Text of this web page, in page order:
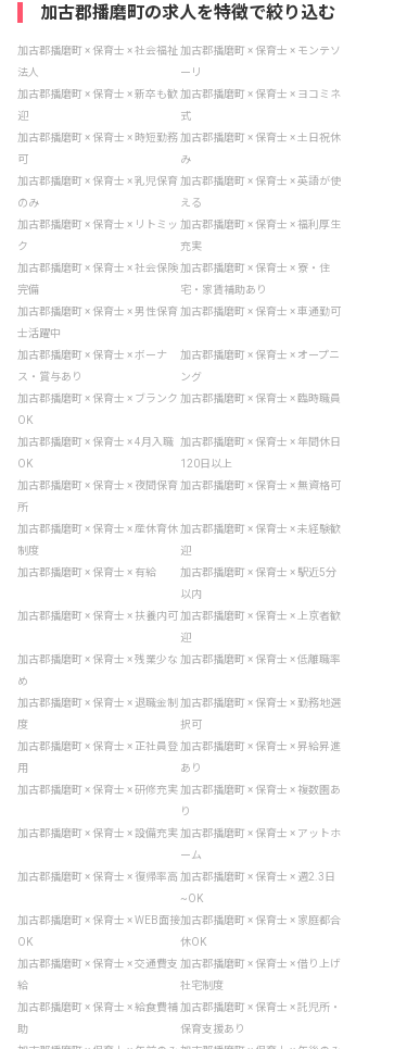
加古郡播磨町の求人を特徴で絞り込む
加古郡播磨町 × 保育士 × 社会福祉
法人
加古郡播磨町 × 保育士 × モンテソ
ーリ
加古郡播磨町 × 保育士 × 新卒も歓
迎
加古郡播磨町 × 保育士 × ヨコミネ
式
加古郡播磨町 × 保育士 × 時短勤務
可
加古郡播磨町 × 保育士 × 土日祝休
み
加古郡播磨町 × 保育士 × 乳児保育
のみ
加古郡播磨町 × 保育士 × 英語が使
える
加古郡播磨町 × 保育士 × リトミッ
ク
加古郡播磨町 × 保育士 × 福利厚生
充実
加古郡播磨町 × 保育士 × 社会保険
完備
加古郡播磨町 × 保育士 × 寮・住
宅・家賃補助あり
加古郡播磨町 × 保育士 × 男性保育
士活躍中
加古郡播磨町 × 保育士 × 車通勤可
加古郡播磨町 × 保育士 × ボーナ
ス・賞与あり
加古郡播磨町 × 保育士 × オープニ
ング
加古郡播磨町 × 保育士 × ブランク
OK
加古郡播磨町 × 保育士 × 臨時職員
加古郡播磨町 × 保育士 × 4月入職
OK
加古郡播磨町 × 保育士 × 年間休日
120日以上
加古郡播磨町 × 保育士 × 夜間保育
所
加古郡播磨町 × 保育士 × 無資格可
加古郡播磨町 × 保育士 × 産休育休
制度
加古郡播磨町 × 保育士 × 未経験歓
迎
加古郡播磨町 × 保育士 × 有給
加古郡播磨町 × 保育士 × 駅近5分
以内
加古郡播磨町 × 保育士 × 扶養内可加古郡播磨町 × 保育士 × 上京者歓
迎
加古郡播磨町 × 保育士 × 残業少な
め
加古郡播磨町 × 保育士 × 低離職率
加古郡播磨町 × 保育士 × 退職金制
度
加古郡播磨町 × 保育士 × 勤務地選
択可
加古郡播磨町 × 保育士 × 正社員登
用
加古郡播磨町 × 保育士 × 昇給昇進
あり
加古郡播磨町 × 保育士 × 研修充実加古郡播磨町 × 保育士 × 複数園あ
り
加古郡播磨町 × 保育士 × 設備充実加古郡播磨町 × 保育士 × アットホ
ーム
加古郡播磨町 × 保育士 × 復帰率高 加古郡播磨町 × 保育士 × 週2.3日
~OK
加古郡播磨町 × 保育士 × WEB面接
OK
加古郡播磨町 × 保育士 × 家庭都合
休OK
加古郡播磨町 × 保育士 × 交通費支
給
加古郡播磨町 × 保育士 × 借り上げ
社宅制度
加古郡播磨町 × 保育士 × 給食費補
助
加古郡播磨町 × 保育士 × 託児所・
保育支援あり